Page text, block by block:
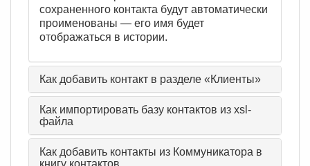
сохраненного контакта будут автоматически
проименованы — его имя будет
отображаться в истории.
Как добавить контакт в разделе «Клиенты»
Как импортировать базу контактов из xsl-
файла
Как добавить контакты из Коммуникатора в
книгу контактов